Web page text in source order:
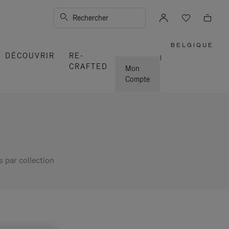
Rechercher
DÉCOUVRIR
RE-
CRAFTED
Mon
Compte
BELGIQUE
|
par collection